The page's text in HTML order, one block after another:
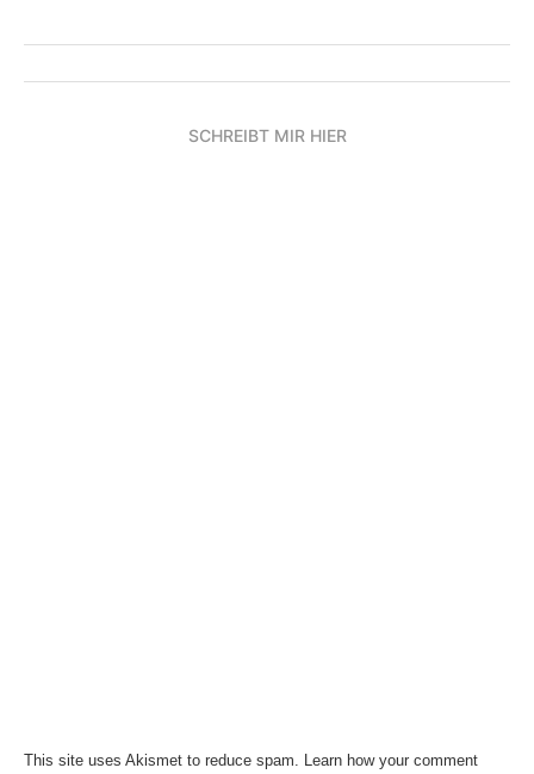
SCHREIBT MIR HIER
This site uses Akismet to reduce spam. Learn how your comment